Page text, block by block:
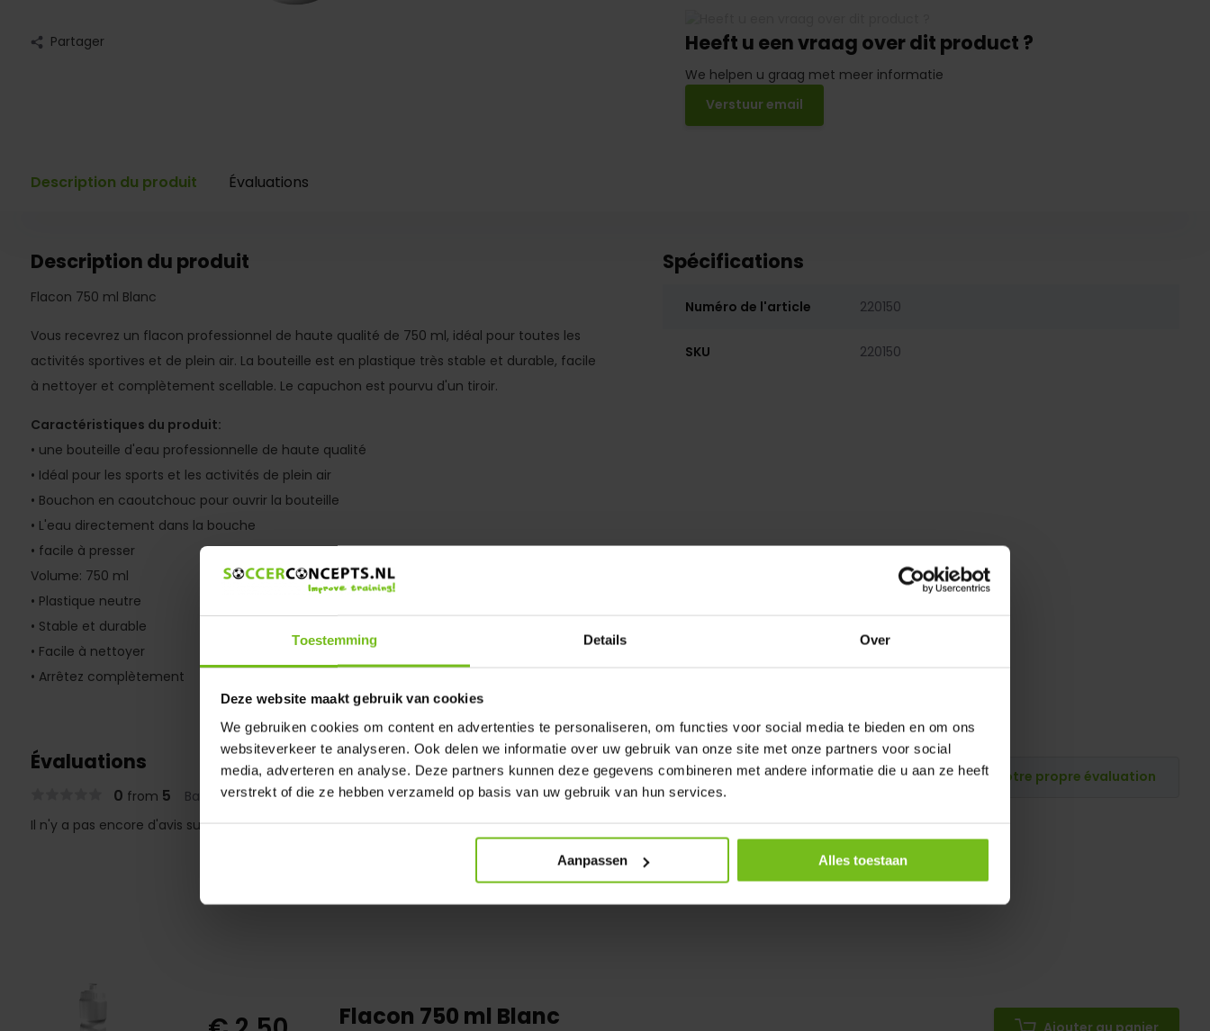
Toestemming Details Over
Deze website maakt gebruik van cookies
We gebruiken cookies om content en advertenties te personaliseren, om functies voor social media te bieden en om ons
websiteverkeer te analyseren. Ook delen we informatie over uw gebruik van onze site met onze partners voor social
media, adverteren en analyse. Deze partners kunnen deze gegevens combineren met andere informatie die u aan ze heeft
verstrekt of die ze hebben verzameld op basis van uw gebruik van hun services.
Aanpassen Alles toestaan
Partager Heeft u een vraag over dit product ?
We helpen u graag met meer informatie
Verstuur email
Description du produit Évaluations
Description du produit
Flacon 750 ml Blanc
Vous recevrez un flacon professionnel de haute qualité de 750 ml, idéal pour toutes les
activités sportives et de plein air. La bouteille est en plastique très stable et durable, facile
à nettoyer et complètement scellable. Le capuchon est pourvu d'un tiroir.
Caractéristiques du produit:
• une bouteille d'eau professionnelle de haute qualité
• Idéal pour les sports et les activités de plein air
• Bouchon en caoutchouc pour ouvrir la bouteille
• L'eau directement dans la bouche
• facile à presser
Volume: 750 ml
• Plastique neutre
• Stable et durable
• Facile à nettoyer
• Arrêtez complètement
Spécifications
Numéro de l'article 220150
SKU 220150
Évaluations
0 from 5 Based on 0 reviews
Publiez votre propre évaluation
Il n'y a pas encore d'avis sur ce produit..
Flacon 750 ml Blanc